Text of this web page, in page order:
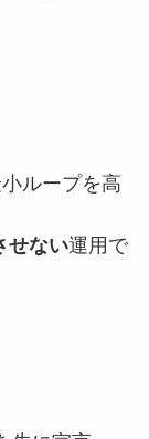
ループを高
せない運用で